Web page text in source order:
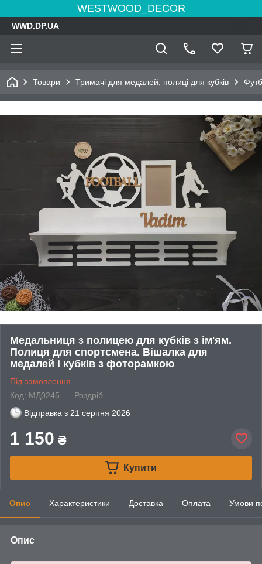
WESTWOOD_DECOR
WWD.DP.UA
Товари Тримачі для медалей, полиці для кубків
Медальниця з полицею для кубків з ім'ям.
Полиця для спортсмена. Вішалка для
медалей і кубків з фоторамкою
Під замовлення
Код: МД0245
Роздріб
Відправка з 21 серпня 2026
1 150 ₴
Купити
Опис Характеристики Доставка Оплата Умови
Опис